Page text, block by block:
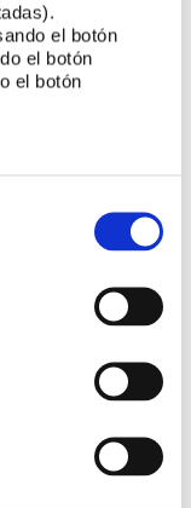
el botón
el botón
el botón